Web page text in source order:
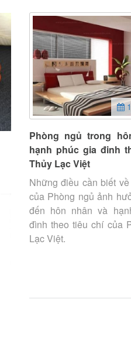
Phòng ngủ trong
hạnh phúc gia đinh
Thủy Lạc Việt
Những điều cần biết
của Phòng ngủ ảnh
đến hôn nhân và
đình theo tiêu chí của
Lạc Việt.